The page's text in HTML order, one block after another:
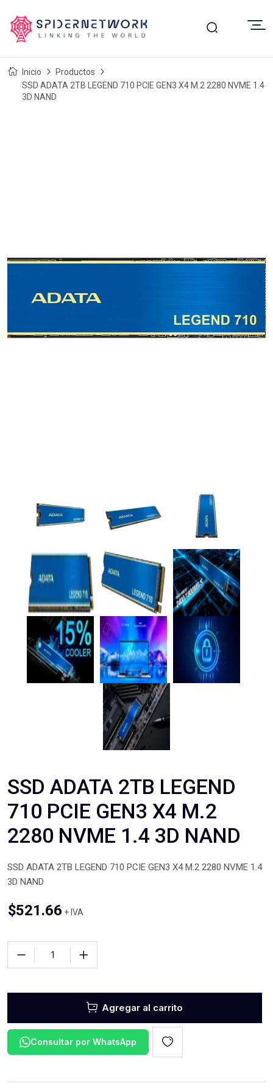
Inicio
Productos
SSD ADATA 2TB LEGEND 710 PCIE GEN3 X4 M.2 2280 NVME 1.4
3D NAND
SSD ADATA 2TB LEGEND
710 PCIE GEN3 X4 M.2
2280 NVME 1.4 3D NAND
SSD ADATA 2TB LEGEND 710 PCIE GEN3 X4 M.2 2280 NVME 1.4
3D NAND
$521.66 + IVA
Agregar al carrito
Consultar por WhatsApp